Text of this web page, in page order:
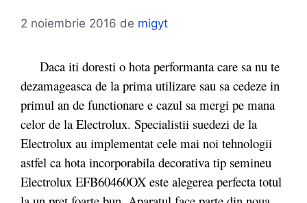
2 noiembrie 2016 de migyt
Daca iti doresti o hota performanta care sa nu te
dezamageasca de la prima utilizare sau sa cedeze in
primul an de functionare e cazul sa mergi pe mana
celor de la Electrolux. Specialistii suedezi de la
Electrolux au implementat cele mai noi tehnologii
astfel ca hota incorporabila decorativa tip semineu
Electrolux EFB60460OX este alegerea perfecta totul